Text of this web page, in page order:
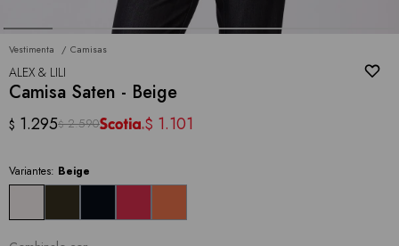
Vestimenta Camisas
ALEX & LILI
Camisa Saten - Beige
$ 1.295$ 2.590 $ 1.101
Variantes: Beige